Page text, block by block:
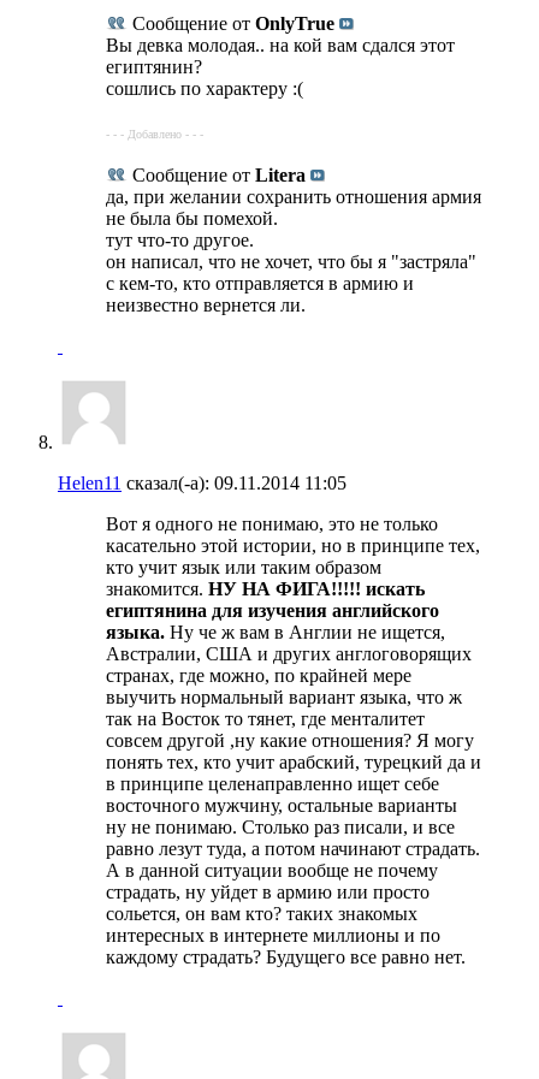
Сообщение от OnlyTrue
Вы девка молодая.. на кой вам сдался этот
египтянин?
сошлись по характеру :(
- - - Добавлено - - -
Сообщение от Litera
да, при желании сохранить отношения армия
не была бы помехой.
тут что-то другое.
он написал, что не хочет, что бы я "застряла"
с кем-то, кто отправляется в армию и
неизвестно вернется ли.
Helen11 сказал(-а): 09.11.2014 11:05
Вот я одного не понимаю, это не только
касательно этой истории, но в принципе тех,
кто учит язык или таким образом
знакомится. НУ НА ФИГА!!!!! искать
египтянина для изучения английского
языка. Ну че ж вам в Англии не ищется,
Австралии, США и других англоговорящих
странах, где можно, по крайней мере
выучить нормальный вариант языка, что ж
так на Восток то тянет, где менталитет
совсем другой ,ну какие отношения? Я могу
понять тех, кто учит арабский, турецкий да и
в принципе целенаправленно ищет себе
восточного мужчину, остальные варианты
ну не понимаю. Столько раз писали, и все
равно лезут туда, а потом начинают страдать.
А в данной ситуации вообще не почему
страдать, ну уйдет в армию или просто
сольется, он вам кто? таких знакомых
интересных в интернете миллионы и по
каждому страдать? Будущего все равно нет.